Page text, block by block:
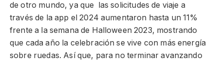
de otro mundo, ya que las solicitudes de viaje a
través de la app el 2024 aumentaron hasta un 11%
frente a la semana de Halloween 2023, mostrando
que cada año la celebración se vive con más energía
sobre ruedas. Así que, para no terminar avanzando